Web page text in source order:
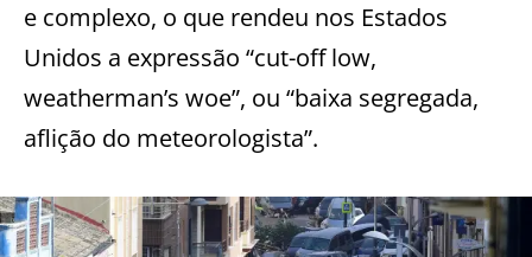
e complexo, o que rendeu nos Estados
Unidos a expressão “cut-off low,
weatherman’s woe”, ou “baixa segregada,
aflição do meteorologista”.